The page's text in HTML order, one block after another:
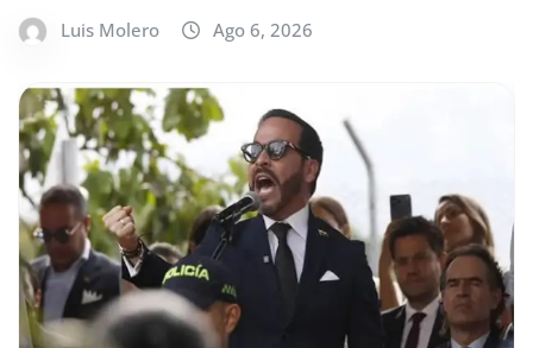
Luis Molero Ago 6, 2026